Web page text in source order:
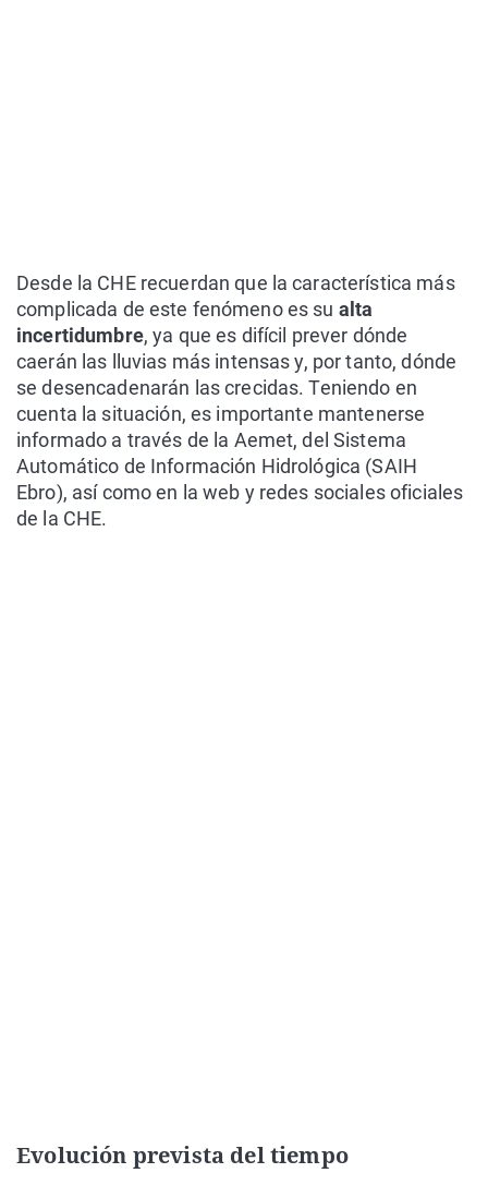
Desde la CHE recuerdan que la característica más
complicada de este fenómeno es su alta
incertidumbre, ya que es difícil prever dónde
caerán las lluvias más intensas y, por tanto, dónde
se desencadenarán las crecidas. Teniendo en
cuenta la situación, es importante mantenerse
informado a través de la Aemet, del Sistema
Automático de Información Hidrológica (SAIH
Ebro), así como en la web y redes sociales oficiales
de la CHE.
Evolución prevista del tiempo